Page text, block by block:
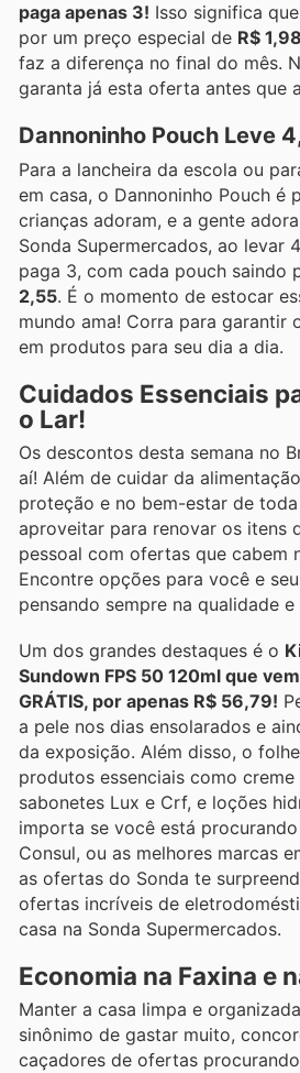
paga apenas 3! Isso significa
por um preço especial de R$ 1,98
faz a diferença no final do mês.
garanta já esta oferta antes que
Dannoninho Pouch Leve
Para a lancheira da escola ou
em casa, o Dannoninho Pouch é
crianças adoram, e a gente
Sonda Supermercados, ao levar
paga 3, com cada pouch saindo
2,55. É o momento de estocar
mundo ama! Corra para garantir
em produtos para seu dia a dia.
Cuidados Essenciais
o Lar!
Os descontos desta semana no
aí! Além de cuidar da
proteção e no bem-estar de
aproveitar para renovar os itens
pessoal com ofertas que cabem
Encontre opções para você e
pensando sempre na qualidade
Um dos grandes destaques é o
Sundown FPS 50 120ml que
GRÁTIS, por apenas R$ 56,79!
a pele nos dias ensolarados e
da exposição. Além disso, o
produtos essenciais como
sabonetes Lux e Crf, e loções
importa se você está
Consul, ou as melhores marcas
as ofertas do Sonda te
ofertas incríveis de
casa na Sonda Supermercados.
Economia na Faxina e
Manter a casa limpa e
sinônimo de gastar muito,
caçadores de ofertas